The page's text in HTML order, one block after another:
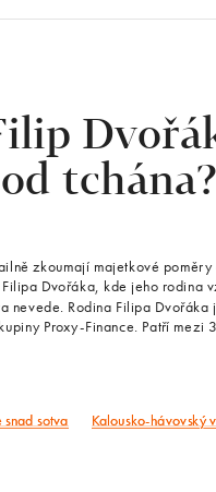
tchána?
zkoumají majetkové
Dvořáka, kde jeho rodina
nevede. Rodina Filipa
Proxy-Finance. Patří mezi
sotva Kalousko-hávovský